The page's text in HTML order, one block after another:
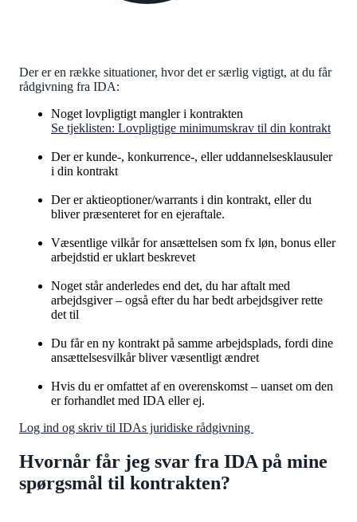
Der er en række situationer, hvor det er særlig vigtigt, at du får
rådgivning fra IDA:
Noget lovpligtigt mangler i kontrakten
Se tjeklisten: Lovpligtige minimumskrav til din kontrakt
Der er kunde-, konkurrence-, eller uddannelsesklausuler
i din kontrakt
Der er aktieoptioner/warrants i din kontrakt, eller du
bliver præsenteret for en ejeraftale.
Væsentlige vilkår for ansættelsen som fx løn, bonus eller
arbejdstid er uklart beskrevet
Noget står anderledes end det, du har aftalt med
arbejdsgiver – også efter du har bedt arbejdsgiver rette
det til
Du får en ny kontrakt på samme arbejdsplads, fordi dine
ansættelsesvilkår bliver væsentligt ændret
Hvis du er omfattet af en overenskomst – uanset om den
er forhandlet med IDA eller ej.
Log ind og skriv til IDAs juridiske rådgivning
Hvornår får jeg svar fra IDA på mine
spørgsmål til kontrakten?